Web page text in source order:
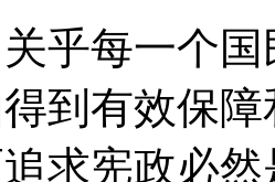
乎每一个
到有效保
求宪政必